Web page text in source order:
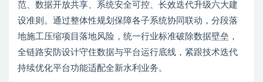
范、数据开放共享、系统安全可控、长效迭代升级六大建
设准则。通过整体性规划保障各子系统协同联动，分段落
地施工压缩项目落地风险，统一行业标准破除数据壁垒，
全链路安防设计守住数据与平台运行底线，紧跟技术迭代
持续优化平台功能适配全新水利业务。